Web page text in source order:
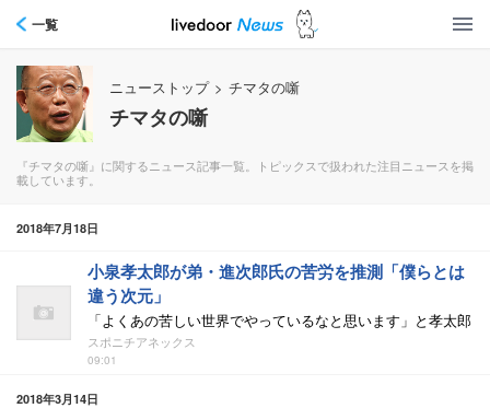
一覧
ニューストップ > チマタの噺
チマタの噺
『チマタの噺』に関するニュース記事一覧。トピックスで扱われた注目ニュースを掲
載しています。
2018年7月18日
小泉孝太郎が弟・進次郎氏の苦労を推測「僕らとは
違う次元」
「よくあの苦しい世界でやっているなと思います」と孝太郎
スポニチアネックス
09:01
2018年3月14日